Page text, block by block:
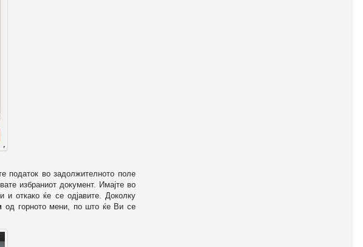
податок во задолжителното поле
избраниот документ. Имајте во
и откако ќе се одјавите. Доколку
од горното мени, по што ќе Ви се